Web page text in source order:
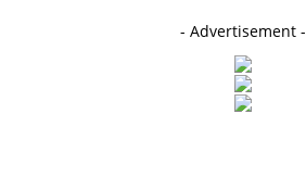
- Advertisement -